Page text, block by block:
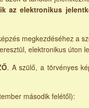
az elektronikus
megkezdéséhez a
elektronikus úton
. A szülő, a törvényes
második felétől):